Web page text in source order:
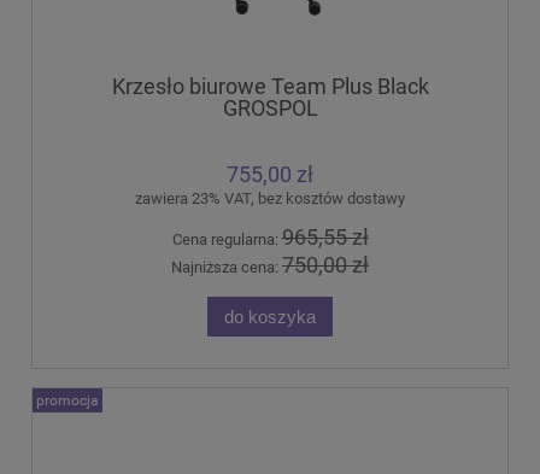
Krzesło biurowe Team Plus Black
GROSPOL
755,00 zł
zawiera 23% VAT, bez kosztów dostawy
Cena regularna:965,55 zł
Najniższa cena: 750,00 zł
do koszyka
promocja